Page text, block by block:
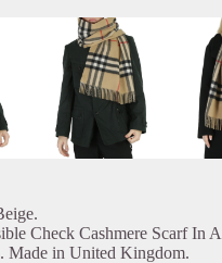
Check Cashmere Scarf In
Made in United Kingdom.